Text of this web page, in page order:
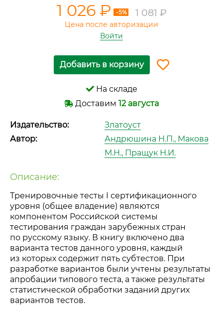
1 026 ₽ -5% 1 081 ₽
Цена после авторизации
Войти
Добавить в корзину
На складе
Доставим 12 августа
Издательство:
Златоуст
Автор:
Андрюшина Н.П., Макова
М.Н., Пращук Н.И.
Описание:
Тренировочные тесты I сертификационного
уровня (общее владение) являются
компонентом Российской системы
тестирования граждан зарубежных стран
по русскому языку. В книгу включено два
варианта тестов данного уровня, каждый
из которых содержит пять субтестов. При
разработке вариантов были учтены результаты
апробации типового теста, а также результаты
статистической обработки заданий других
вариантов тестов.